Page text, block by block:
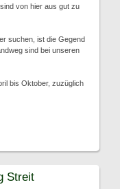
von hier aus gut zu
suchen, ist die Gegend
sind bei unseren
bis Oktober, zuzüglich
Streit